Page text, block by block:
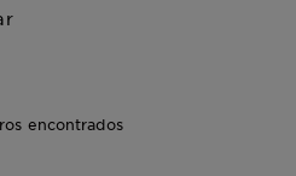
encontrados